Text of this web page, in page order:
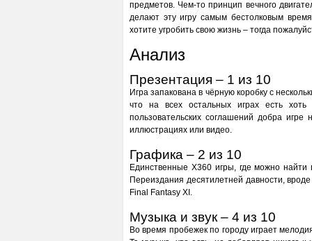
предметов. Чем-то принцип вечного
делают эту игру самым бестолковым
хотите угробить свою жизнь – тогда
Анализ
Презентация – 1 из 10
Игра запакована в чёрную коробку с
что на всех остальных играх есть хоть
пользовательских соглашений добра
иллюстрациях или видео.
Графика – 2 из 10
Единственные Х360 игры, где можно найти
Переиздания десятилетней давности,
Final Fantasy XI.
Музыка и звук – 4 из 10
Во время пробежек по городу играет